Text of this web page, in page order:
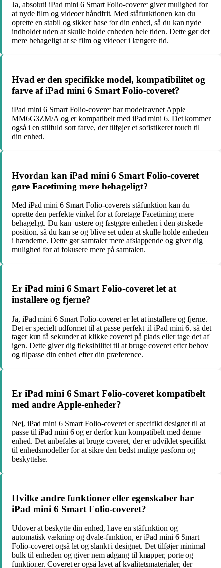
Ja, absolut! iPad mini 6 Smart Folio-coveret giver mulighed for
at nyde film og videoer håndfrit. Med ståfunktionen kan du
oprette en stabil og sikker base for din enhed, så du kan nyde
indholdet uden at skulle holde enheden hele tiden. Dette gør det
mere behageligt at se film og videoer i længere tid.
Hvad er den specifikke model, kompatibilitet og
farve af iPad mini 6 Smart Folio-coveret?
iPad mini 6 Smart Folio-coveret har modelnavnet Apple
MM6G3ZM/A og er kompatibelt med iPad mini 6. Det kommer
også i en stilfuld sort farve, der tilføjer et sofistikeret touch til
din enhed.
Hvordan kan iPad mini 6 Smart Folio-coveret
gøre Facetiming mere behageligt?
Med iPad mini 6 Smart Folio-coverets ståfunktion kan du
oprette den perfekte vinkel for at foretage Facetiming mere
behageligt. Du kan justere og fastgøre enheden i den ønskede
position, så du kan se og blive set uden at skulle holde enheden
i hænderne. Dette gør samtaler mere afslappende og giver dig
mulighed for at fokusere mere på samtalen.
Er iPad mini 6 Smart Folio-coveret let at
installere og fjerne?
Ja, iPad mini 6 Smart Folio-coveret er let at installere og fjerne.
Det er specielt udformet til at passe perfekt til iPad mini 6, så det
tager kun få sekunder at klikke coveret på plads eller tage det af
igen. Dette giver dig fleksibilitet til at bruge coveret efter behov
og tilpasse din enhed efter din præference.
Er iPad mini 6 Smart Folio-coveret kompatibelt
med andre Apple-enheder?
Nej, iPad mini 6 Smart Folio-coveret er specifikt designet til at
passe til iPad mini 6 og er derfor kun kompatibelt med denne
enhed. Det anbefales at bruge coveret, der er udviklet specifikt
til enhedsmodeller for at sikre den bedst mulige pasform og
beskyttelse.
Hvilke andre funktioner eller egenskaber har
iPad mini 6 Smart Folio-coveret?
Udover at beskytte din enhed, have en ståfunktion og
automatisk vækning og dvale-funktion, er iPad mini 6 Smart
Folio-coveret også let og slankt i designet. Det tilføjer minimal
bulk til enheden og giver nem adgang til knapper, porte og
funktioner. Coveret er også lavet af kvalitetsmaterialer, der